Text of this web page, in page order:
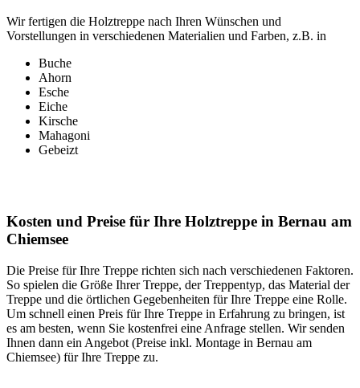
Wir fertigen die Holztreppe nach Ihren Wünschen und
Vorstellungen in verschiedenen Materialien und Farben, z.B. in
Buche
Ahorn
Esche
Eiche
Kirsche
Mahagoni
Gebeizt
Kosten und Preise für Ihre Holztreppe in Bernau am
Chiemsee
Die Preise für Ihre Treppe richten sich nach verschiedenen Faktoren.
So spielen die Größe Ihrer Treppe, der Treppentyp, das Material der
Treppe und die örtlichen Gegebenheiten für Ihre Treppe eine Rolle.
Um schnell einen Preis für Ihre Treppe in Erfahrung zu bringen, ist
es am besten, wenn Sie kostenfrei eine Anfrage stellen. Wir senden
Ihnen dann ein Angebot (Preise inkl. Montage in Bernau am
Chiemsee) für Ihre Treppe zu.